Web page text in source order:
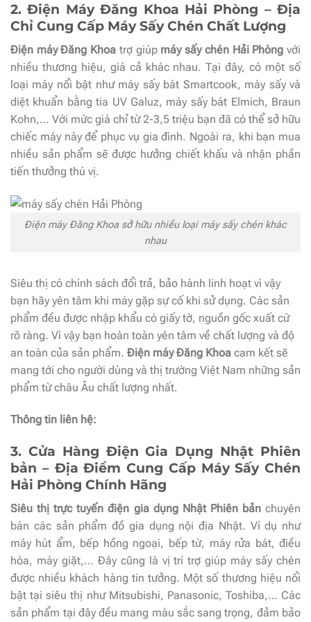
2. Điện Máy Đăng Khoa Hải Phòng – Địa
Chỉ Cung Cấp Máy Sấy Chén Chất Lượng
Điện máy Đăng Khoa trợ giúp máy sấy chén Hải Phòng với
nhiều thương hiệu, giá cả khác nhau. Tại đây, có một số
loại máy nổi bật như máy sấy bát Smartcook, máy sấy và
diệt khuẩn bằng tia UV Galuz, máy sấy bát Elmich, Braun
Kohn,… Với mức giá chỉ từ 2-3,5 triệu bạn đã có thể sở hữu
chiếc máy này để phục vụ gia đình. Ngoài ra, khi bạn mua
nhiều sản phẩm sẽ được hưởng chiết khấu và nhận phần
tiến thưởng thú vị.
Điện máy Đăng Khoa sở hữu nhiều loại máy sấy chén khác
nhau
Siêu thị có chính sách đổi trả, bảo hành linh hoạt vì vậy
bạn hãy yên tâm khi máy gặp sự cố khi sử dụng. Các sản
phẩm đều được nhập khẩu có giấy tờ, nguồn gốc xuất cứ
rõ ràng. Vì vậy bạn hoàn toàn yên tâm về chất lượng và độ
an toàn của sản phẩm. Điện máy Đăng Khoa cam kết sẽ
mang tới cho người dùng và thị trường Việt Nam những sản
phẩm từ châu Âu chất lượng nhất.
Thông tin liên hệ:
3. Cửa Hàng Điện Gia Dụng Nhật Phiên
bản – Địa Điểm Cung Cấp Máy Sấy Chén
Hải Phòng Chính Hãng
Siêu thị trực tuyến điện gia dụng Nhật Phiên bảnchuyên
bán các sản phẩm đồ gia dụng nội địa Nhật. Ví dụ như
máy hút ẩm, bếp hồng ngoại, bếp từ, máy rửa bát, điều
hòa, máy giặt,… Đây cũng là vị trí trợ giúp máy sấy chén
được nhiều khách hàng tin tưởng. Một số thương hiệu nổi
bật tại siêu thị như Mitsubishi, Panasonic, Toshiba,… Các
sản phẩm tại đây đều mang màu sắc sang trọng, đảm bảo